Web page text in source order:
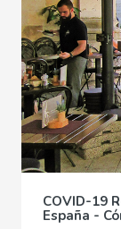
COVID-19
España -